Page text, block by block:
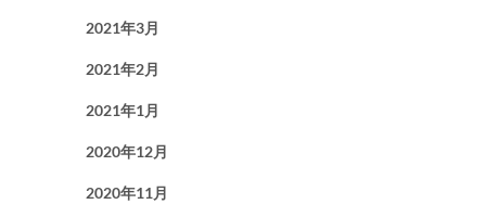
2021年3月
2021年2月
2021年1月
2020年12月
2020年11月